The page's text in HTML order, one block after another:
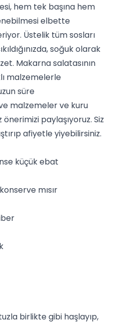
hem tek başına hem
elbette
Üstelik tümsosları
soğuk olarak
Makarna salatasının
malzemelerle
süre
malzemeler ve kuru
önerimizi paylaşıyoruz. Siz
afiyetle yiyebilirsiniz.
küçük ebat
mısır
birlikte gibi haşlayıp,